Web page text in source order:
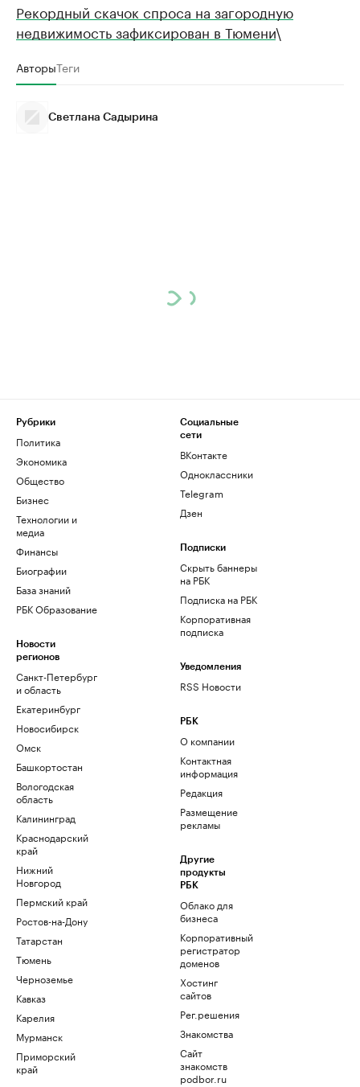
Рекордный скачок спроса на загородную
недвижимость зафиксирован в Тюмени\
АвторыТеги
Светлана Садырина
Рубрики
Политика
Экономика
Общество
Бизнес
Технологии и
медиа
Финансы
Биографии
База знаний
РБК Образование
Новости
регионов
Санкт-Петербург
и область
Екатеринбург
Новосибирск
Омск
Башкортостан
Вологодская
область
Калининград
Краснодарский
край
Нижний
Новгород
Пермский край
Ростов-на-Дону
Татарстан
Тюмень
Черноземье
Кавказ
Карелия
Мурманск
Приморский
край
Социальные
сети
ВКонтакте
Одноклассники
Telegram
Дзен
Подписки
Скрыть баннеры
на РБК
Подписка на РБК
Корпоративная
подписка
Уведомления
RSS Новости
РБК
О компании
Контактная
информация
Редакция
Размещение
рекламы
Другие
продукты
РБК
Облако для
бизнеса
Корпоративный
регистратор
доменов
Хостинг
сайтов
Рег.решения
Знакомства
Сайт
знакомств
podbor.ru